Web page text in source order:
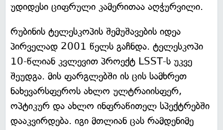
უდიდესი ციფრული კამერითაა აღჭურვილი.
რუბინის ტელესკოპის შემუშავების იდეა
პირველად 2001 წელს გაჩნდა. ტელესკოპი
10-წლიან კვლევით პროექტ LSST-ს უკვე
შეუდგა. მის ფარგლებში ის ცის სამხრეთ
ნახევარსფეროს ახლო ულტრაიისფერ,
ოპტიკურ და ახლო ინფრაწითელ სპექტრებში
დააკვირდება. იგი მთლიან ცას რამდენიმე